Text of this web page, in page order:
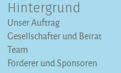
Hintergrund
Unser Auftrag
Gesellschafter und Beirat
Team
Förderer und Sponsoren